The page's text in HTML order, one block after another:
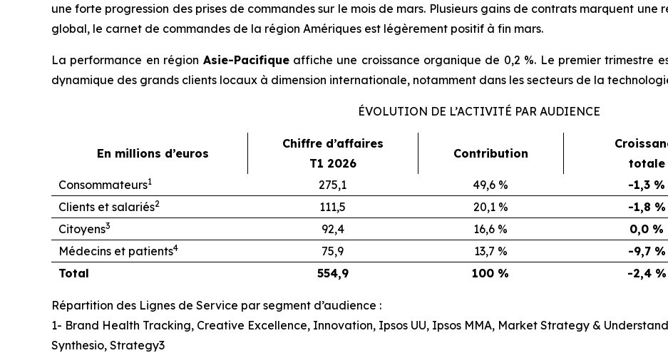
une forte progression des prises de commandes sur le mois de mars. Plusieurs gains de contrats marquent une
global, le carnet de commandes de la région Amériques est légèrement positif à fin mars.
La performance en région Asie-Pacifiqueaffiche une croissance organique de 0,2 %. Le premier trimestre
dynamique des grands clients locaux à dimension internationale, notamment dans les secteurs de la
ÉVOLUTION DE L’ACTIVITÉ PAR AUDIENCE
En millions d’euros
Chiffre d’affaires
T1 2026
Contribution
totale
Consommateurs1 275,1 49,6 % -1,3 %
Clients et salariés2 111,5 20,1 % -1,8 %
Citoyens3 92,4 16,6 % 0,0 %
Médecins et patients4 75,9 13,7 % -9,7 %
Total
554,9 100 % -2,4 %
Répartition des Lignes de Service par segment d’audience :
1- Brand Health Tracking, Creative Excellence, Innovation, Ipsos UU, Ipsos MMA, Market Strategy &
Synthesio, Strategy3